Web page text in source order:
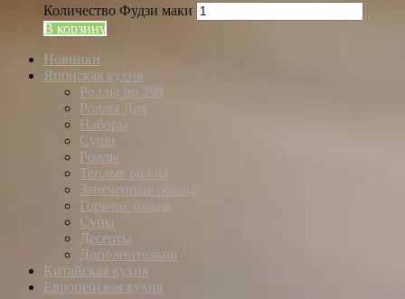
Количество Фудзи маки
В корзину
Новинки
Японская кухня
Роллы по 299
Роллы Дня
Наборы
Суши
Роллы
Теплые роллы
Запеченные роллы
Горячие блюда
Супы
Десерты
Дополнительно
Китайская кухня
Европейская кухня